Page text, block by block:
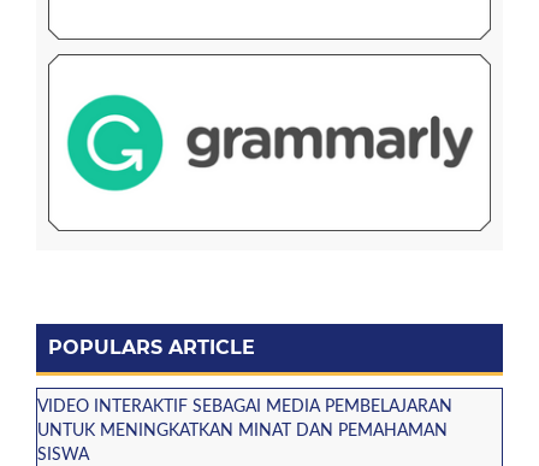
POPULARS ARTICLE
VIDEO INTERAKTIF SEBAGAI MEDIA PEMBELAJARAN
UNTUK MENINGKATKAN MINAT DAN PEMAHAMAN
SISWA